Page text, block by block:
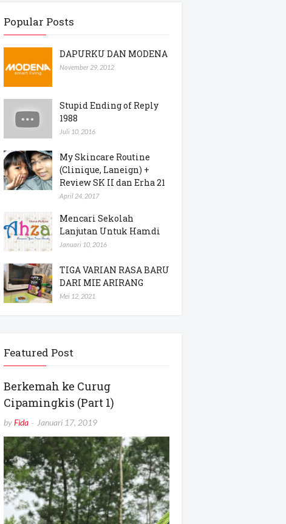
Popular Posts
DAPURKU DAN MODENA
November 29, 2012
Stupid Ending of Reply
1988
Juli 10, 2016
My Skincare Routine
(Clinique, Laneign) +
Review SK II dan Erha 21
April 24, 2017
Mencari Sekolah
Lanjutan Untuk Hamdi
Januari 10, 2016
TIGA VARIAN RASA BARU
DARI MIE ARIRANG
Mei 12, 2021
Featured Post
Berkemah ke Curug
Cipamingkis (Part 1)
byFida Januari 17, 2019